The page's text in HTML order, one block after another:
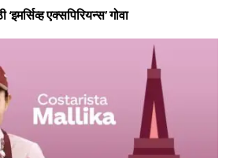
एक्सपिरियन्स’ गोवा